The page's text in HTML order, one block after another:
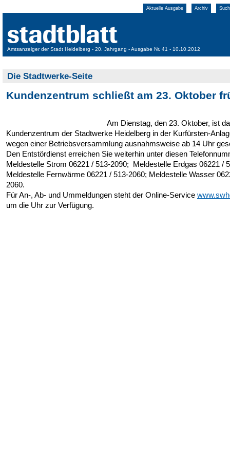
Aktuelle Ausgabe Archiv
Amtsanzeiger der Stadt Heidelberg - 20. Jahrgang - Ausgabe Nr. 41 - 10.10.2012
Die Stadtwerke-Seite
Kundenzentrum schließt am 23. Oktober
Am Dienstag, den 23. Oktober, ist
Kundenzentrum der Stadtwerke Heidelberg in der Kurfürsten-
wegen einer Betriebsversammlung ausnahmsweise ab 14 Uhr
Den Entstördienst erreichen Sie weiterhin unter diesen
Meldestelle Strom 06221 / 513-2090; Meldestelle Erdgas 06221 /
Meldestelle Fernwärme 06221 / 513-2060; Meldestelle Wasser
2060.
Für An-, Ab- und Ummeldungen steht der Online-Service
um die Uhr zur Verfügung.